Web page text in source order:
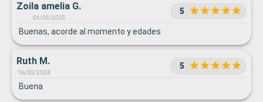
Zoila amelia G.
01/03/2025
5
Buenas, acorde al momento y edades
Ruth M.
16/03/2024
5
Buena